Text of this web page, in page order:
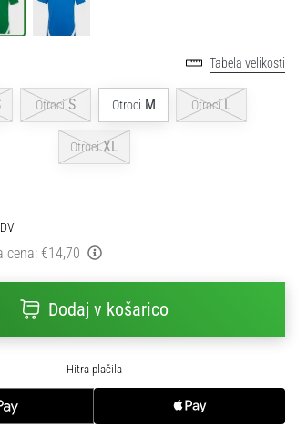
Tabela velikosti
Otroci S Otroci M Otroci L
Otroci XL
cena: €14,70
Dodaj v košarico